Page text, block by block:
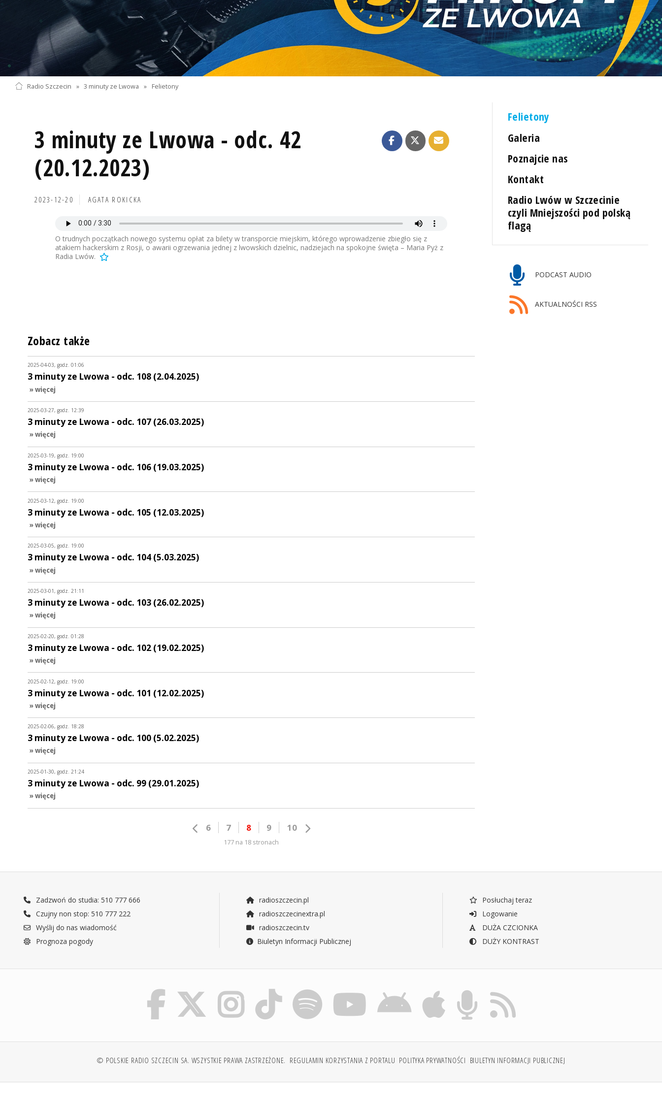
Radio Szczecin » 3 minuty ze Lwowa » Felietony
3 minuty ze Lwowa - odc. 42
(20.12.2023)
2023-12-20 AGATA ROKICKA
O trudnych początkach nowego systemu opłat za bilety w transporcie miejskim, którego wprowadzenie zbiegło się z
atakiem hackerskim z Rosji, o awarii ogrzewania jednej z lwowskich dzielnic, nadziejach na spokojne święta – Maria Pyż z
Radia Lwów.
Felietony
Galeria
Poznajcie nas
Kontakt
Radio Lwów w Szczecinie
czyli Mniejszości pod polską
flagą
PODCAST AUDIO
AKTUALNOŚCI RSS
Zobacz także
2025-04-03, godz. 01:06
3 minuty ze Lwowa - odc. 108 (2.04.2025)
» więcej
2025-03-27, godz. 12:39
3 minuty ze Lwowa - odc. 107 (26.03.2025)
» więcej
2025-03-19, godz. 19:00
3 minuty ze Lwowa - odc. 106 (19.03.2025)
» więcej
2025-03-12, godz. 19:00
3 minuty ze Lwowa - odc. 105 (12.03.2025)
» więcej
2025-03-05, godz. 19:00
3 minuty ze Lwowa - odc. 104 (5.03.2025)
» więcej
2025-03-01, godz. 21:11
3 minuty ze Lwowa - odc. 103 (26.02.2025)
» więcej
2025-02-20, godz. 01:28
3 minuty ze Lwowa - odc. 102 (19.02.2025)
» więcej
2025-02-12, godz. 19:00
3 minuty ze Lwowa - odc. 101 (12.02.2025)
» więcej
2025-02-06, godz. 18:28
3 minuty ze Lwowa - odc. 100 (5.02.2025)
» więcej
2025-01-30, godz. 21:24
3 minuty ze Lwowa - odc. 99 (29.01.2025)
» więcej
6 7 8 9 10
177 na 18 stronach
Zadzwoń do studia: 510 777 666
Czujny non stop: 510 777 222
Wyślij do nas wiadomość
Prognoza pogody
radioszczecin.pl
radioszczecinextra.pl
radioszczecin.tv
Biuletyn Informacji Publicznej
Posłuchaj teraz
Logowanie
DUŻA CZCIONKA
DUŻY KONTRAST
© POLSKIE RADIO SZCZECIN SA. WSZYSTKIE PRAWA ZASTRZEŻONE. REGULAMIN KORZYSTANIA Z PORTALU POLITYKA PRYWATNOŚCI BIULETYN INFORMACJI PUBLICZNEJ